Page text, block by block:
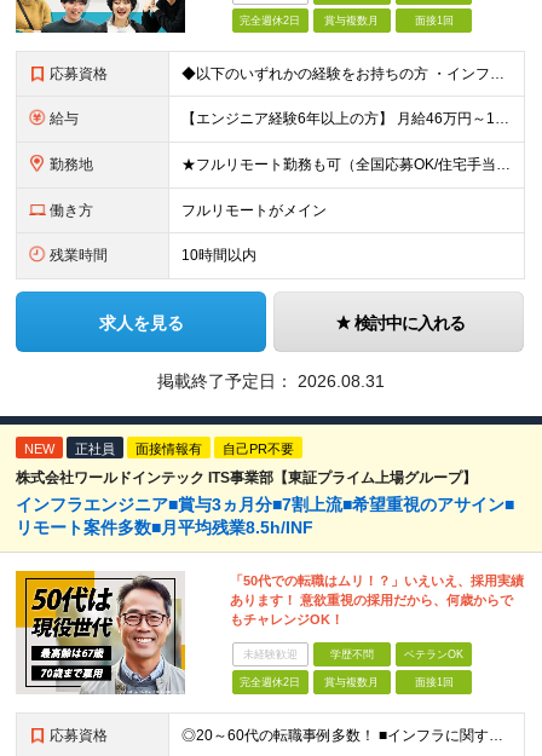
完全週休2日 賞与複数月 面接1回
応募資格 ◆以下のいずれかの経験をお持ちの方 ・インフラ設計・構築の実務経験（オンプレ/クラウドどちらもOK） ・クラウド環境下での運用保守に関する実務経験 ◆学歴不問 ＜こんな方は特に歓迎します＞ ◎これま
給与 【エンジニア経験6年以上の方】 月給46万円～100万円（固定残業代含む） ※上記月給には月30時間分の固定残業代（月8万7,400円～月19万円）を含む。超過分は全額支給。 【エンジニア経験4年以
勤務地 ★フルリモート勤務も可（全国応募OK/住宅手当を支給します） ※案件によって常駐が必要になる場合があります。 ※希望がない限り、転勤はありません ※U・Iターン歓迎 ★ルトラの社員は全国各地で活躍中
働き方 フルリモートがメイン
残業時間 10時間以内
求人を見る 検討中に入れる
掲載終了予定日： 2026.08.31
NEW 正社員 面接情報有 自己PR不要
株式会社ワールドインテック ITS事業部【東証プライム上場グループ】
インフラエンジニア■賞与3ヵ月分■7割上流■希望重視のアサイン■
リモート案件多数■月平均残業8.5h/INF
「50代での転職はムリ！？」いえいえ、採用実績
あります！ 意欲重視の採用だから、何歳からで
もチャレンジOK！
未経験歓迎 学歴不問 ベテランOK
完全週休2日 賞与複数月 面接1回
応募資格 ◎20～60代の転職事例多数！ ■インフラに関する何らかのご経験 ■学歴不問/転職回数は一切不問！